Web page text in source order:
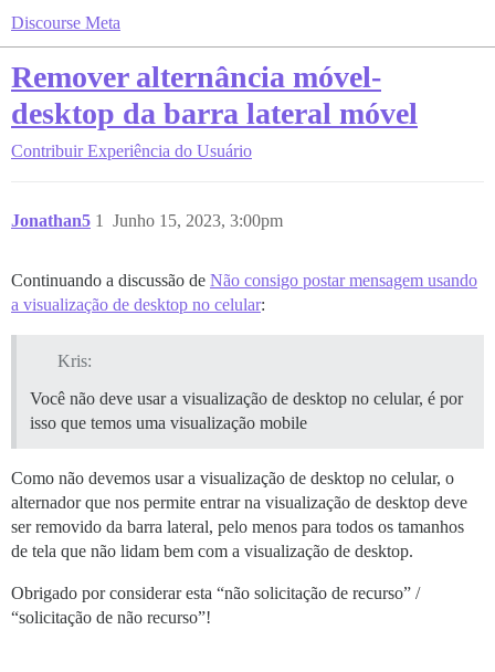
Discourse Meta
Remover alternância móvel-
desktop da barra lateral móvel
Contribuir Experiência do Usuário
Jonathan5 Junho 15, 2023, 3:00pm
1
Continuando a discussão de Não consigo postar mensagem usando
a visualização de desktop no celular:
Kris:
Você não deve usar a visualização de desktop no celular, é por
isso que temos uma visualização mobile
Como não devemos usar a visualização de desktop no celular, o
alternador que nos permite entrar na visualização de desktop deve
ser removido da barra lateral, pelo menos para todos os tamanhos
de tela que não lidam bem com a visualização de desktop.
Obrigado por considerar esta “não solicitação de recurso” /
“solicitação de não recurso”!